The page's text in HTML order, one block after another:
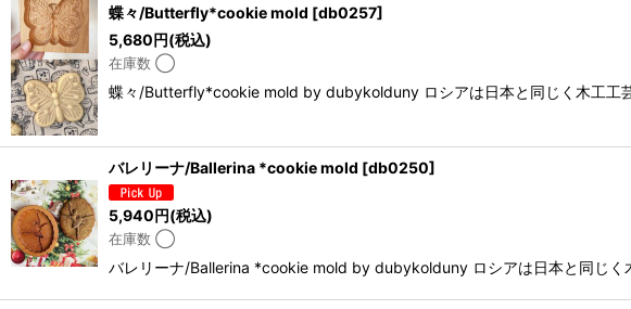
蝶々/Butterfly*cookie mold [db0257]
5,680円(税込)
在庫数 ◯
蝶々/Butterfly*cookie mold by dubykolduny ロシアは日本と同じく木工工
バレリーナ/Ballerina *cookie mold [db0250]
5,940円(税込)
在庫数 ◯
バレリーナ/Ballerina *cookie mold by dubykolduny ロシアは日本と同じく